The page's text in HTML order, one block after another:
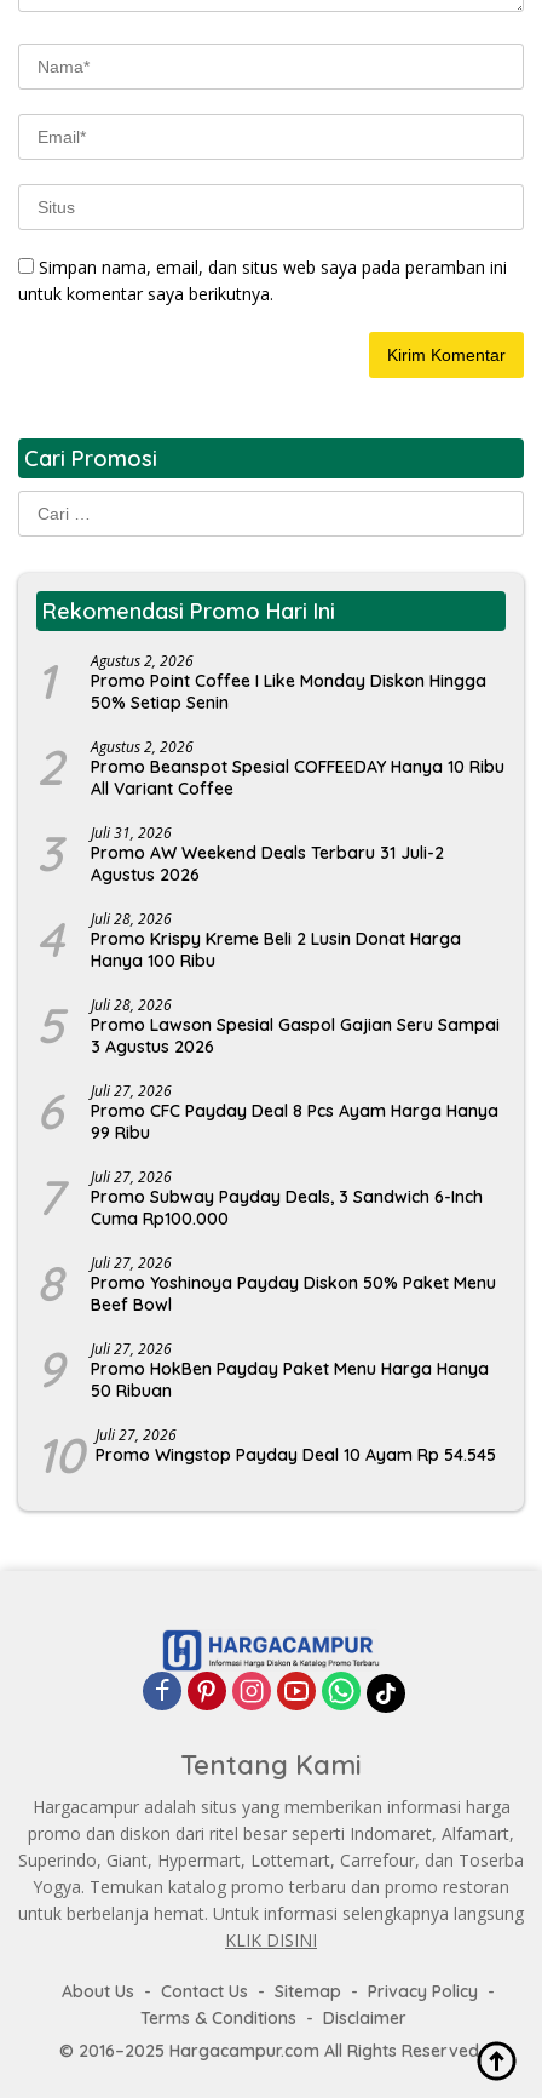
Simpan nama, email, dan situs web saya pada peramban ini
untuk komentar saya berikutnya.
Cari Promosi
Cari
untuk:
Rekomendasi Promo Hari Ini
1 Agustus 2, 2026
Promo Point Coffee I Like Monday Diskon Hingga
50% Setiap Senin
2 Agustus 2, 2026
Promo Beanspot Spesial COFFEEDAY Hanya 10 Ribu
All Variant Coffee
3 Juli 31, 2026
Promo AW Weekend Deals Terbaru 31 Juli-2
Agustus 2026
4 Juli 28, 2026
Promo Krispy Kreme Beli 2 Lusin Donat Harga
Hanya 100 Ribu
5 Juli 28, 2026
Promo Lawson Spesial Gaspol Gajian Seru Sampai
3 Agustus 2026
6 Juli 27, 2026
Promo CFC Payday Deal 8 Pcs Ayam Harga Hanya
99 Ribu
7 Juli 27, 2026
Promo Subway Payday Deals, 3 Sandwich 6-Inch
Cuma Rp100.000
8 Juli 27, 2026
Promo Yoshinoya Payday Diskon 50% Paket Menu
Beef Bowl
9 Juli 27, 2026
Promo HokBen Payday Paket Menu Harga Hanya
50 Ribuan
10 Juli 27, 2026
Promo Wingstop Payday Deal 10 Ayam Rp 54.545
Tentang Kami
Hargacampur adalah situs yang memberikan informasi harga
promo dan diskon dari ritel besar seperti Indomaret, Alfamart,
Superindo, Giant, Hypermart, Lottemart, Carrefour, dan Toserba
Yogya. Temukan katalog promo terbaru dan promo restoran
untuk berbelanja hemat. Untuk informasi selengkapnya langsung
KLIK DISINI
About Us Contact Us Sitemap
Privacy Policy
Terms & Conditions
Disclaimer
© 2016–2025 Hargacampur.com All Rights Reserved.